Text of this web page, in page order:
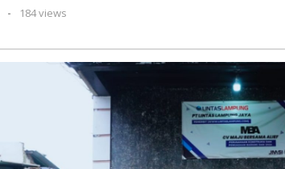
Banten
oleh
-
184 views